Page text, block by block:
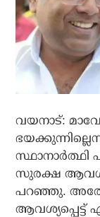
വയനാട്:
സ്ഥാനാര്‍ത്ഥി
സുരക്ഷ
പറഞ്ഞു.